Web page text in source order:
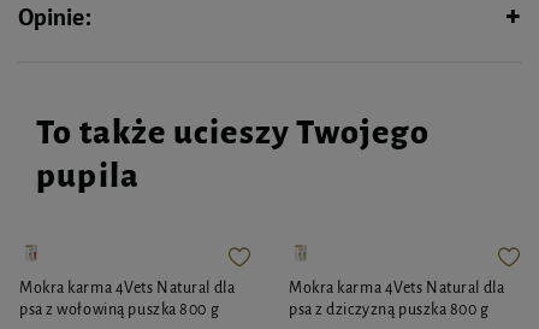
Opinie:
To także ucieszy Twojego
pupila
Mokra karma 4Vets Natural dla
psa z wołowiną puszka 800 g
Mokra karma 4Vets Natural dla
psa z dziczyzną puszka 800 g